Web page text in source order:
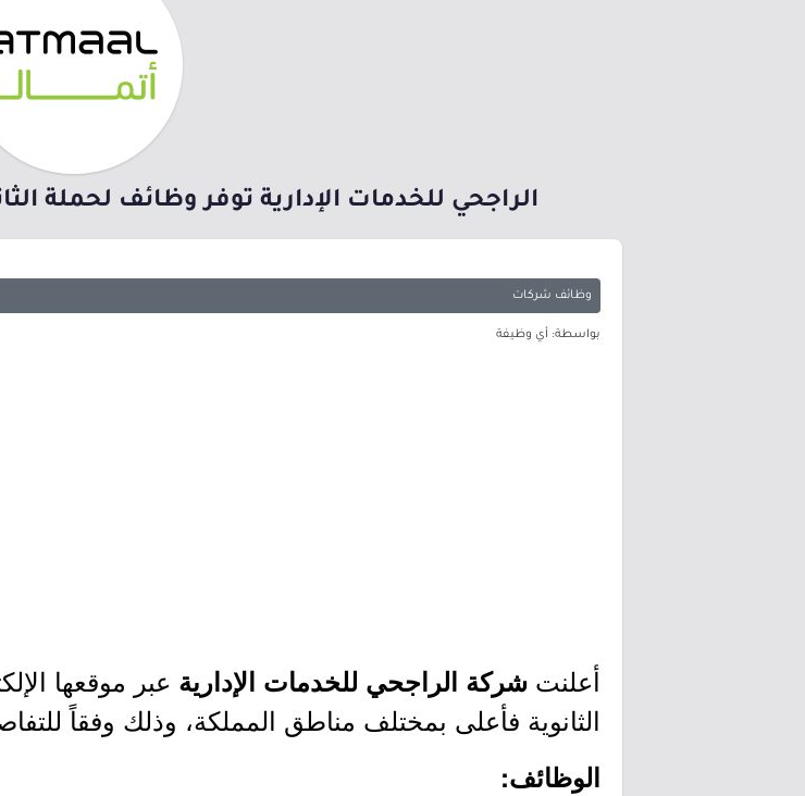
الراجحي للخدمات الإدارية توفر وظائف لحملة
وظائف شركات
بواسطة: أي وظيفة
أعلنت شركة الراجحي للخدمات الإدارية عبر موقعها
الثانوية فأعلى بمختلف مناطق المملكة، وذلك وفقاً
الوظائف: